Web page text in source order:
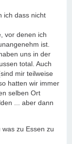
ich dass nicht
vor denen ich
ist.
uns in der
total. Auch
mir teilweise
hatten wir immer
selben Ort
... aber dann
zu Essen zu